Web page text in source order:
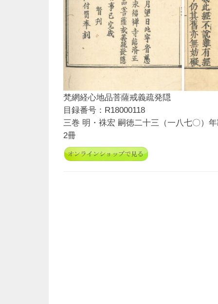
梵網経心地品菩薩戒義疏発隠
目録番号：R18000118
三巻 明・袾宏 嗣徳二十三（一八七〇）
2冊